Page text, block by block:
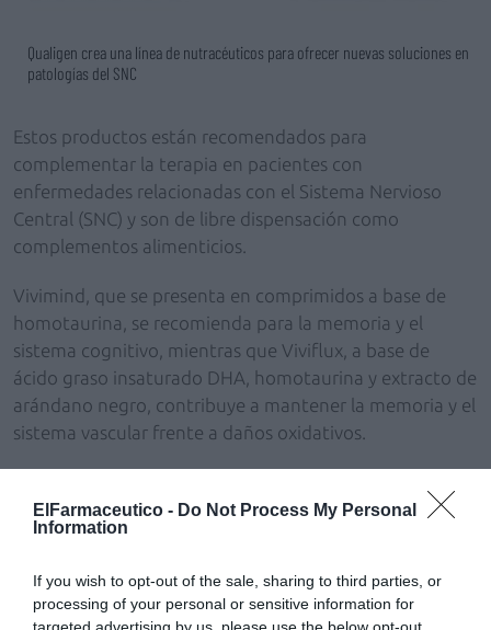
ElFarmaceutico - Do Not Process My Personal
Information
If you wish to opt-out of the sale, sharing to third parties, or
processing of your personal or sensitive information for
targeted advertising by us, please use the below opt-out
Qualigen crea una línea de nutracéuticos para ofrecer nuevas soluciones en
patologías del SNC
Estos productos están recomendados para
complementar la terapia en pacientes con
enfermedades relacionadas con el Sistema Nervioso
Central (SNC) y son de libre dispensación como
complementos alimenticios.
Vivimind, que se presenta en comprimidos a base de
homotaurina, se recomienda para la memoria y el
sistema cognitivo, mientras que Viviflux, a base de
ácido graso insaturado DHA, homotaurina y extracto de
arándano negro, contribuye a mantener la memoria y el
sistema vascular frente a daños oxidativos.
completa con Seripnol, un complemento a base de
melatonina, L-teanina, magnolia y azufaifo, que
en las 3 fases de inducción, duración y calidad del
sueño.